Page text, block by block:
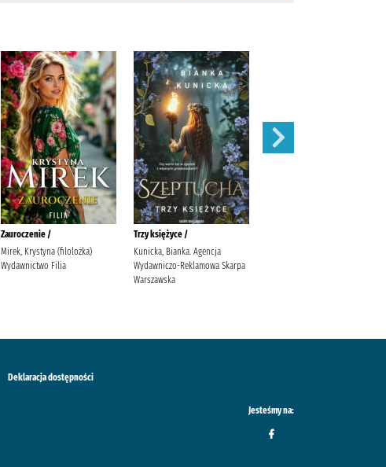
Zauroczenie /
Mirek, Krystyna (filolożka)
Wydawnictwo Filia
Trzy księżyce /
Kunicka, Bianka. Agencja
Wydawniczo-Reklamowa Skarpa
Warszawska
Deklaracja dostępności
Jesteśmy na: